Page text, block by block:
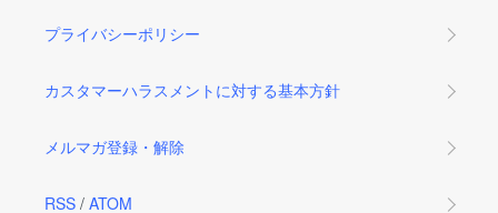
プライバシーポリシー
カスタマーハラスメントに対する基本方針
メルマガ登録・解除
RSS / ATOM